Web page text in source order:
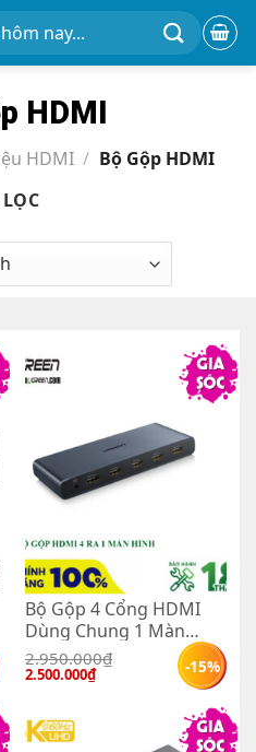
HDMI
HDMI / Bộ Gộp HDMI
LỌC
Bộ Gộp 4 Cổng HDMI
Dùng Chung 1 Màn
Hình Ugreen 50745 (
Hiển Thị Cùng Lúc 4 Máy
Tính Trên 1 Màn Hình)
2.950.000₫
Giá
gốc
2.950.000₫.
2.500.000₫Giá
hiện
-15%